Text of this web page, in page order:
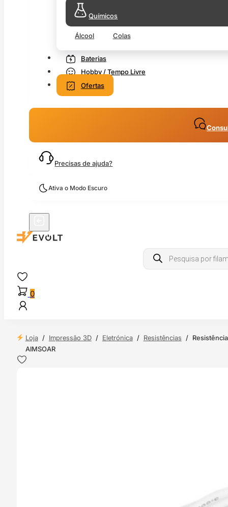
Químicos
Álcool Colas
Baterias
Hobby / Tempo Livre
Ofertas
Precisas de ajuda?
Ativa o Modo Escuro
Products
search
0
Loja / Impressão 3D / Eletrónica / Resistências /
AIMSOAR